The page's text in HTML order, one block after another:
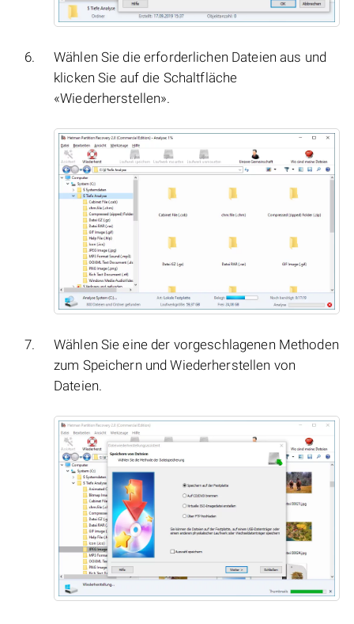
Wählen Sie die erforderlichen Dateien aus und
klicken Sie auf die Schaltfläche
«Wiederherstellen».
Wählen Sie eine der vorgeschlagenen Methoden
zum Speichern und Wiederherstellen von
Dateien.